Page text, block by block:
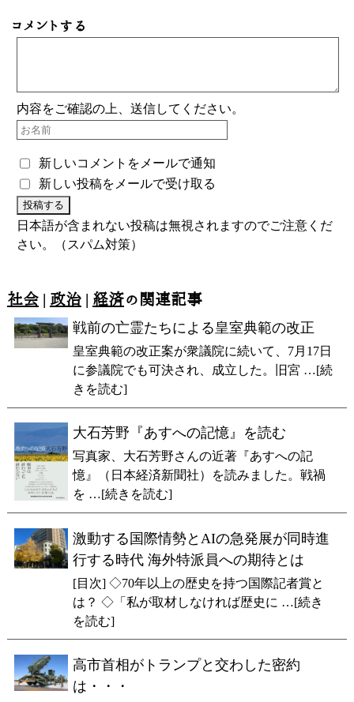
コメントする
内容をご確認の上、送信してください。
新しいコメントをメールで通知
新しい投稿をメールで受け取る
日本語が含まれない投稿は無視されますのでご注意くだ
さい。（スパム対策）
社会| 政治| 経済の関連記事
戦前の亡霊たちによる皇室典範の改正
皇室典範の改正案が衆議院に続いて、7月17日
に参議院でも可決され、成立した。旧宮 …[続
きを読む]
大石芳野『あすへの記憶』を読む
写真家、大石芳野さんの近著『あすへの記
憶』（日本経済新聞社）を読みました。戦禍
を …[続きを読む]
激動する国際情勢とAIの急発展が同時進
行する時代 海外特派員への期待とは
[目次] ◇70年以上の歴史を持つ国際記者賞と
は？ ◇「私が取材しなければ歴史に …[続き
を読む]
高市首相がトランプと交わした密約
は・・・